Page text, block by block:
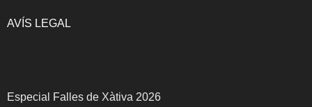
AVÍS LEGAL
Especial Falles de Xàtiva 2026